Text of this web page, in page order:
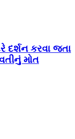
દર્શન કરવા જતા
મોત